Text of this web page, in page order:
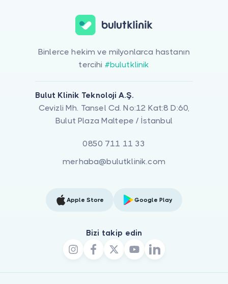
Binlerce hekim ve milyonlarca hastanın
tercihi #bulutklinik
Bulut Klinik Teknoloji A.Ş.
Cevizli Mh. Tansel Cd. No:12 Kat:8 D:60,
Bulut Plaza Maltepe / İstanbul
0850 711 11 33
merhaba@bulutklinik.com
Apple Store Google Play
Bizi takip edin